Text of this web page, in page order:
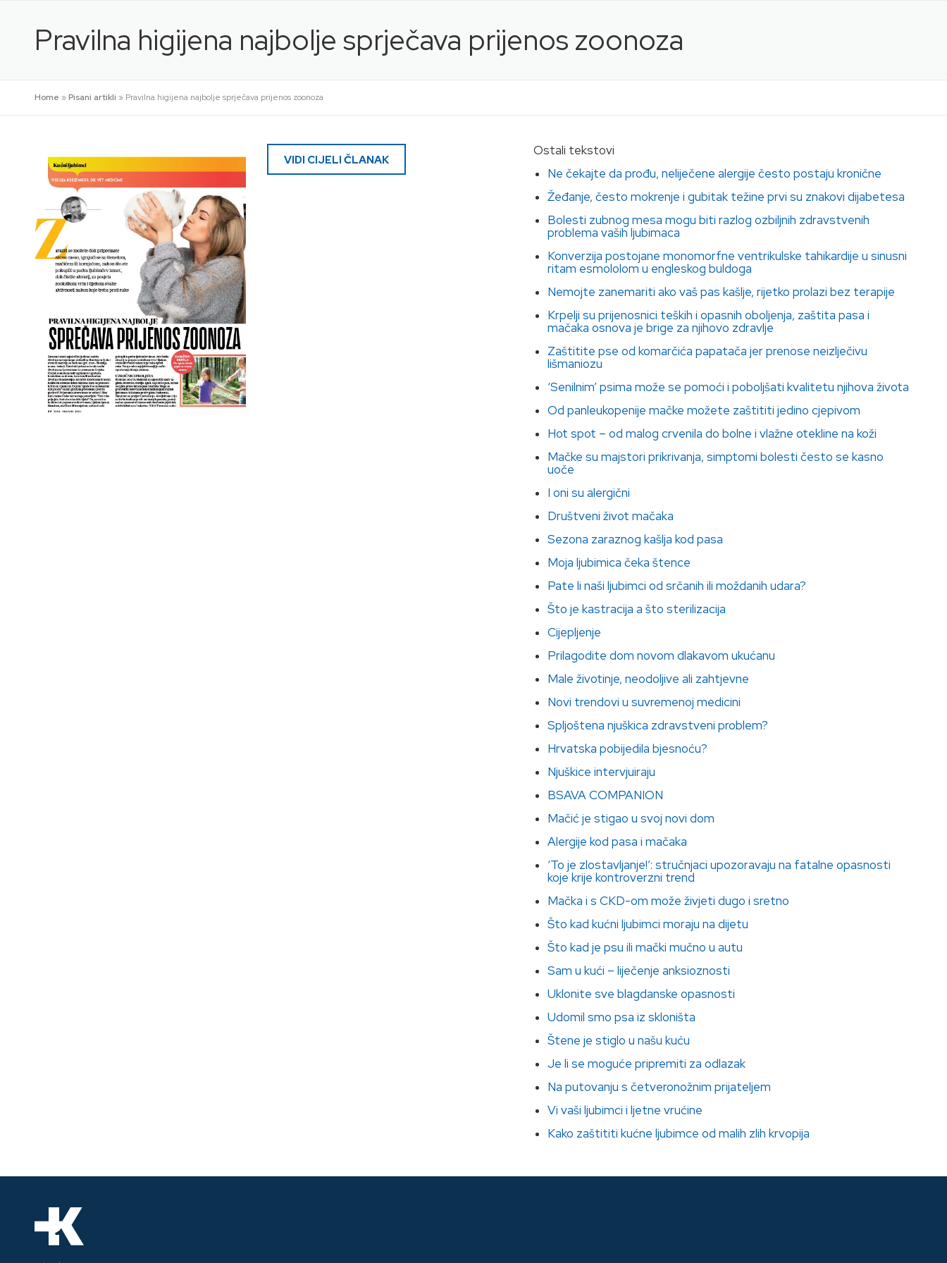
Pravilna higijena najbolje sprječava prijenos zoonoza
Home »Pisani artikli » Pravilna higijena najbolje sprječava prijenos zoonoza
VIDI CIJELI ČLANAK
Ostali tekstovi
Ne čekajte da prođu, neliječene alergije često postaju kronične
Žeđanje, često mokrenje i gubitak težine prvi su znakovi dijabetesa
Bolesti zubnog mesa mogu biti razlog ozbiljnih zdravstvenih
problema vaših ljubimaca
Konverzija postojane monomorfne ventrikulske tahikardije u sinusni
ritam esmololom u engleskog buldoga
Nemojte zanemariti ako vaš pas kašlje, rijetko prolazi bez terapije
Krpelji su prijenosnici teških i opasnih oboljenja, zaštita pasa i
mačaka osnova je brige za njihovo zdravlje
Zaštitite pse od komarčića papatača jer prenose neizlječivu
lišmaniozu
‘Senilnim’ psima može se pomoći i poboljšati kvalitetu njihova života
Od panleukopenije mačke možete zaštititi jedino cjepivom
Hot spot – od malog crvenila do bolne i vlažne otekline na koži
Mačke su majstori prikrivanja, simptomi bolesti često se kasno
uoče
I oni su alergični
Društveni život mačaka
Sezona zaraznog kašlja kod pasa
Moja ljubimica čeka štence
Pate li naši ljubimci od srčanih ili moždanih udara?
Što je kastracija a što sterilizacija
Cijepljenje
Prilagodite dom novom dlakavom ukućanu
Male životinje, neodoljive ali zahtjevne
Novi trendovi u suvremenoj medicini
Spljoštena njuškica zdravstveni problem?
Hrvatska pobijedila bjesnoću?
Njuškice intervjuiraju
BSAVA COMPANION
Mačić je stigao u svoj novi dom
Alergije kod pasa i mačaka
‘To je zlostavljanje!’: stručnjaci upozoravaju na fatalne opasnosti
koje krije kontroverzni trend
Mačka i s CKD-om može živjeti dugo i sretno
Što kad kućni ljubimci moraju na dijetu
Što kad je psu ili mački mučno u autu
Sam u kući – liječenje anksioznosti
Uklonite sve blagdanske opasnosti
Udomil smo psa iz skloništa
Štene je stiglo u našu kuću
Je li se moguće pripremiti za odlazak
Na putovanju s četveronožnim prijateljem
Vi vaši ljubimci i ljetne vrućine
Kako zaštititi kućne ljubimce od malih zlih krvopija